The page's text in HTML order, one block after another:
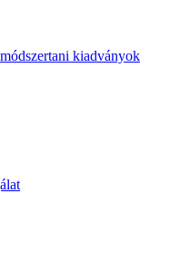
kiadványok